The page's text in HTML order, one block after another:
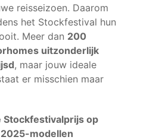
reisseizoen. Daarom
het Stockfestival hun
Meer dan 200
uitzonderlijk
, maar jouw ideale
er misschien maar
Stockfestivalprijs op
modellen